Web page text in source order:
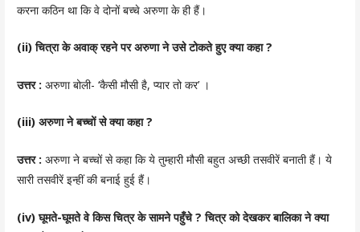
करना कठिन था कि वे दोनों बच्चे अरुणा के ही हैं।
(ii) चित्रा के अवाक् रहने पर अरुणा ने उसे टोकते हुए क्या कहा ?
उत्तर : अरुणा बोली- ‘कैसी मौसी है, प्यार तो कर’ ।
(iii) अरुणा ने बच्चों से क्या कहा ?
उत्तर : अरुणा ने बच्चों से कहा कि ये तुम्हारी मौसी बहुत अच्छी तसवीरें बनाती हैं। ये
सारी तसवीरें इन्हीं की बनाई हुई हैं।
(iv) घूमते-घूमते वे किस चित्र के सामने पहुँचे ? चित्र को देखकर बालिका ने क्या